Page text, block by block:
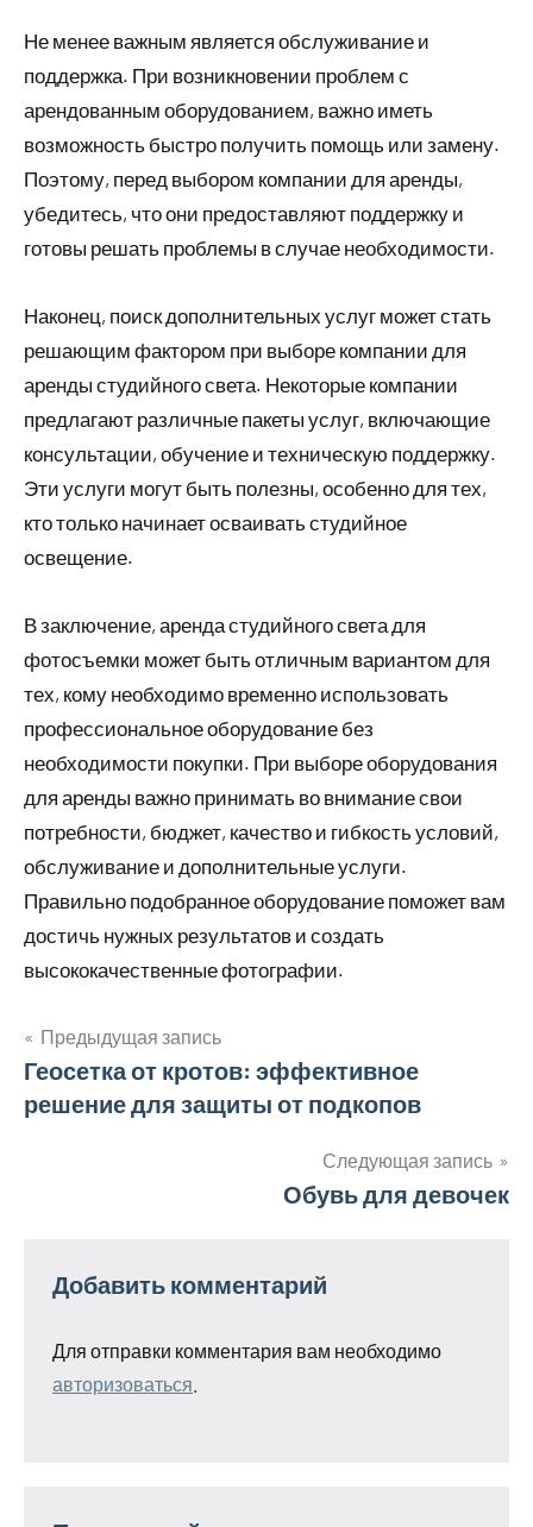
Не менее важным является обслуживание и
поддержка. При возникновении проблем с
арендованным оборудованием, важно иметь
возможность быстро получить помощь или замену.
Поэтому, перед выбором компании для аренды,
убедитесь, что они предоставляют поддержку и
готовы решать проблемы в случае необходимости.
Наконец, поиск дополнительных услуг может стать
решающим фактором при выборе компании для
аренды студийного света. Некоторые компании
предлагают различные пакеты услуг, включающие
консультации, обучение и техническую поддержку.
Эти услуги могут быть полезны, особенно для тех,
кто только начинает осваивать студийное
освещение.
В заключение, аренда студийного света для
фотосъемки может быть отличным вариантом для
тех, кому необходимо временно использовать
профессиональное оборудование без
необходимости покупки. При выборе оборудования
для аренды важно принимать во внимание свои
потребности, бюджет, качество и гибкость условий,
обслуживание и дополнительные услуги.
Правильно подобранное оборудование поможет вам
достичь нужных результатов и создать
высококачественные фотографии.
Навигация
по
Предыдущая запись
Геосетка от кротов: эффективное
решение для защиты от подкопов
Следующая запись
Обувь для девочек
Добавить комментарий
Для отправки комментария вам необходимо
авторизоваться